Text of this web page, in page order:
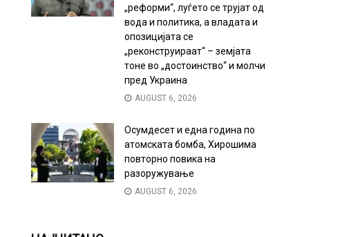
„реформи“, луѓето се трујат од
вода и политика, а владата и
опозицијата се
„реконструираат“ – земјата
тоне во „достоинство“ и молчи
пред Украина
AUGUST 6, 2026
Осумдесет и една година по
атомската бомба, Хирошима
повторно повика на
разоружување
AUGUST 6, 2026